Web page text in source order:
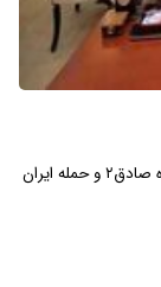
«انجمن دوستی ایران و سوریه» درخصوص عملیات وعده صادق۲ و حمله ایران